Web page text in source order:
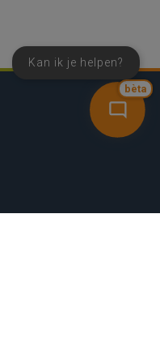
bèta
Kan ik je helpen?